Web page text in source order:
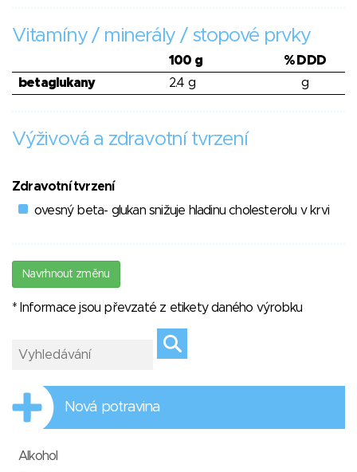
Vitamíny / minerály / stopové prvky
100 g
% DDD
betaglukany
2.4 g g
Výživová a zdravotní tvrzení
Zdravotní tvrzení
ovesný beta- glukan snižuje hladinu cholesterolu v krvi
Navrhnout změnu
* Informace jsou převzaté z etikety daného výrobku
Nová potravina
Alkohol